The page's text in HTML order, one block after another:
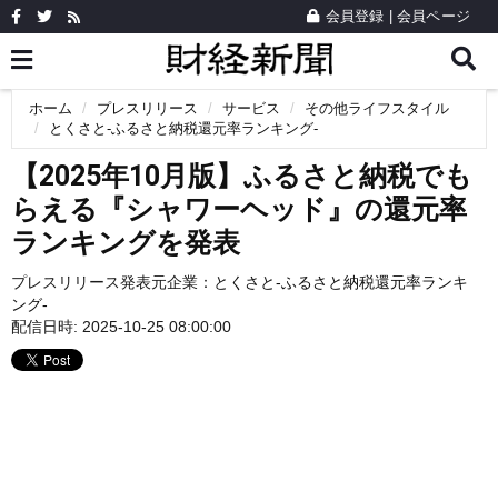
会員登録 会員ページ
ホーム プレスリリース サービス
その他ライフスタイル
とくさと-ふるさと納税還元率ランキング-
【2025年10月版】ふるさと納税でも
らえる『シャワーヘッド』の還元率
ランキングを発表
プレスリリース発表元企業： とくさと-ふるさと納税還元率ランキ
ング-
配信日時: 2025-10-25 08:00:00